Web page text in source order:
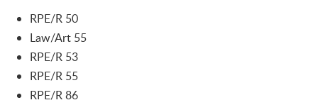
RPE/R 50
Law/Art 55
RPE/R 53
RPE/R 55
RPE/R 86